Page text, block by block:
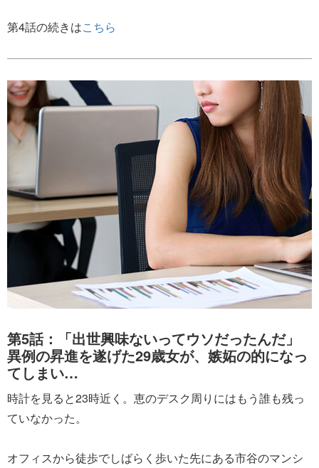
第4話の続きはこちら
第5話：「出世興味ないってウソだったんだ」
異例の昇進を遂げた29歳女が、嫉妬の的になっ
てしまい…
時計を見ると23時近く。恵のデスク周りにはもう誰も残っ
ていなかった。
オフィスから徒歩でしばらく歩いた先にある市谷のマンシ